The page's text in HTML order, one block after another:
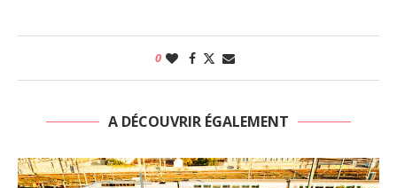
0
A DÉCOUVRIR ÉGALEMENT